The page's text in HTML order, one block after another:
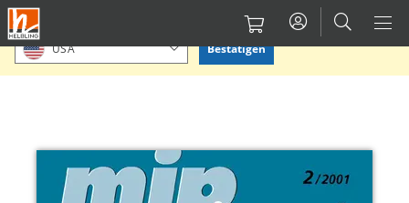
Direkt
zum
Inhalt
Bitte Standort bestätigen oder einen anderen auswählen.
USA Bestätigen